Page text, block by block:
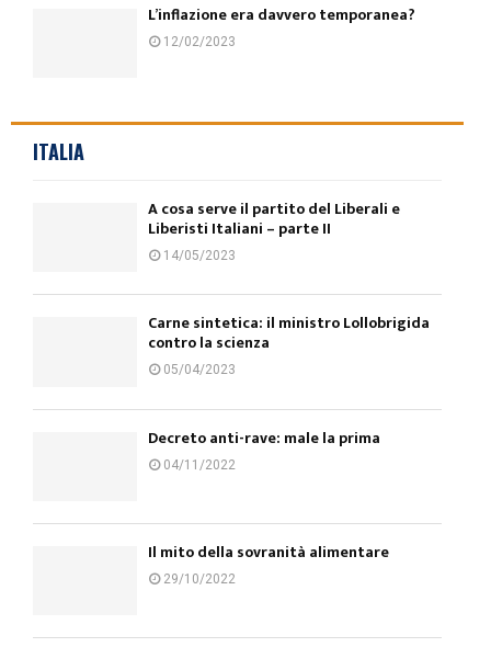
L’inflazione era davvero temporanea?
12/02/2023
ITALIA
A cosa serve il partito del Liberali e
Liberisti Italiani – parte II
14/05/2023
Carne sintetica: il ministro Lollobrigida
contro la scienza
05/04/2023
Decreto anti-rave: male la prima
04/11/2022
Il mito della sovranità alimentare
29/10/2022